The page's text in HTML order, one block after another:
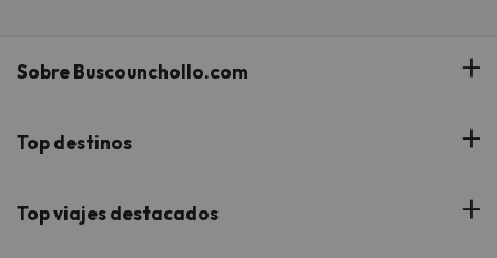
Sobre Buscounchollo.com
¿Quiénes somos?
Buscounchollo en los medios
Top destinos
Hoteles Andalucía
Top viajes destacados